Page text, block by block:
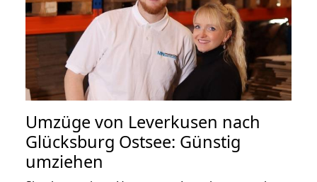
Umzüge von Leverkusen nach
Glücksburg Ostsee: Günstig
umziehen